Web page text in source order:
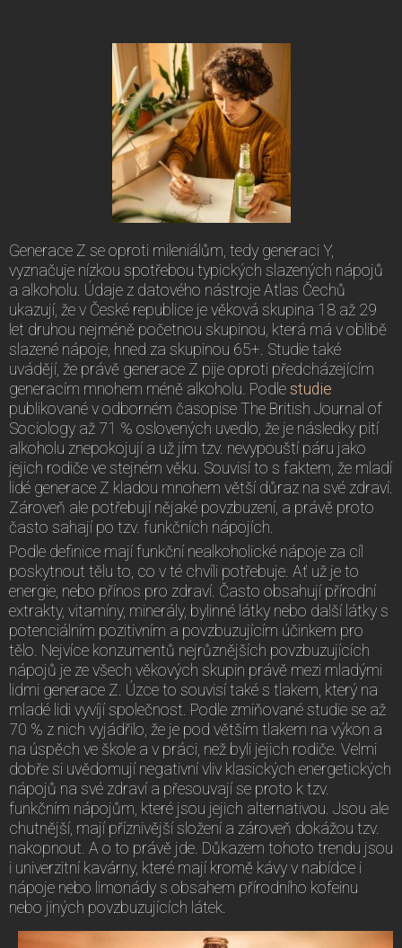
Generace Z se oproti mileniálům, tedy generaci Y,
vyznačuje nízkou spotřebou typických slazených nápojů
a alkoholu. Údaje z datového nástroje Atlas Čechů
ukazují, že v České republice je věková skupina 18 až 29
let druhou nejméně početnou skupinou, která má v oblibě
slazené nápoje, hned za skupinou 65+. Studie také
uvádějí, že právě generace Z pije oproti předcházejícím
generacím mnohem méně alkoholu. Podle studie
publikované v odborném časopise The British Journal of
Sociology až 71 % oslovených uvedlo, že je následky pití
alkoholu znepokojují a už jím tzv. nevypouští páru jako
jejich rodiče ve stejném věku. Souvisí to s faktem, že mladí
lidé generace Z kladou mnohem větší důraz na své zdraví.
Zároveň ale potřebují nějaké povzbuzení, a právě proto
často sahají po tzv. funkčních nápojích.
Podle definice mají funkční nealkoholické nápoje za cíl
poskytnout tělu to, co v té chvíli potřebuje. Ať už je to
energie, nebo přínos pro zdraví. Často obsahují přírodní
extrakty, vitamíny, minerály, bylinné látky nebo další látky s
potenciálním pozitivním a povzbuzujícím účinkem pro
tělo. Nejvíce konzumentů nejrůznějších povzbuzujících
nápojů je ze všech věkových skupin právě mezi mladými
lidmi generace Z. Úzce to souvisí také s tlakem, který na
mladé lidi vyvíjí společnost. Podle zmiňované studie se až
70 % z nich vyjádřilo, že je pod větším tlakem na výkon a
na úspěch ve škole a v práci, než byli jejich rodiče. Velmi
dobře si uvědomují negativní vliv klasických energetických
nápojů na své zdraví a přesouvají se proto k tzv.
funkčním nápojům, které jsou jejich alternativou. Jsou ale
chutnější, mají příznivější složení a zároveň dokážou tzv.
nakopnout. A o to právě jde. Důkazem tohoto trendu jsou
i univerzitní kavárny, které mají kromě kávy v nabídce i
nápoje nebo limonády s obsahem přírodního kofeinu
nebo jiných povzbuzujících látek.